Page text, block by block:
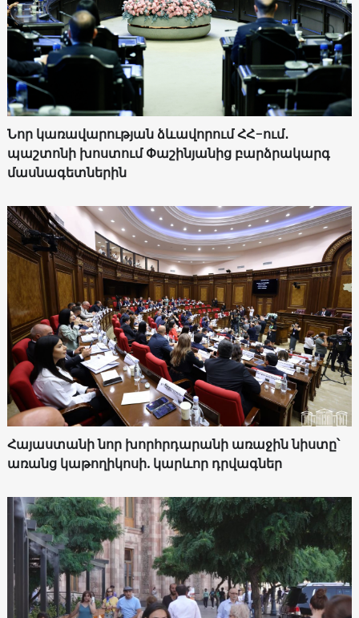
Նոր կառավարության ձևավորում ՀՀ-ում․
պաշտոնի խոստում Փաշինյանից բարձրակարգ
մասնագետներին
Հայաստանի նոր խորհրդարանի առաջին նիստը՝
առանց կաթողիկոսի. կարևոր դրվագներ